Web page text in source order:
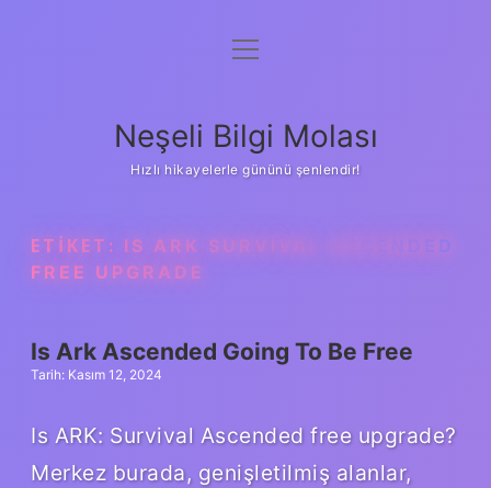
Anasayfa
Yasal Uyarı
menüyü
Neşeli Bilgi Molası
Hızlı hikayelerle gününü şenlendir!
ETIKET: IS ARK SURVIVAL ASCENDED
FREE UPGRADE
Is Ark Ascended Going To Be Free
Tarih: Kasım 12, 2024
Is ARK: Survival Ascended free upgrade?
Merkez burada, genişletilmiş alanlar,